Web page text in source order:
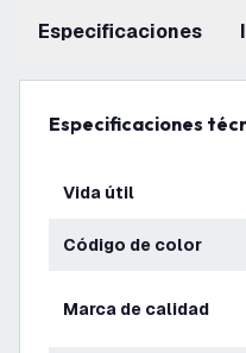
Especificaciones
Especificaciones
Vida útil
Código de color
Marca de calidad